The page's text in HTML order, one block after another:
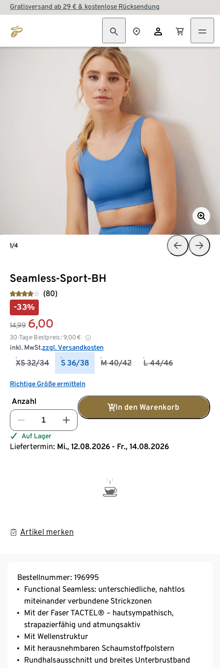
Gratisversand ab 29 € & kostenlose Rücksendung
Seamless-Sport-BH
(80)
-33%
14,99 6,00
30-Tage-Bestpreis: 9,00 €
inkl. MwSt.zzgl. Versandkosten
XS 32/34 S 36/38 M 40/42 L 44/46
Richtige Größe ermitteln
Anzahl
In den Warenkorb
Auf Lager
Liefertermin: Mi., 12.08.2026 - Fr., 14.08.2026
Artikel merken
1/4
Bestellnummer: 196995
Functional Seamless: unterschiedliche, nahtlos
miteinander verbundene Strickzonen
Mit der Faser TACTEL® – hautsympathisch,
strapazierfähig und atmungsaktiv
Mit Wellenstruktur
Mit herausnehmbaren Schaumstoffpolstern
Rundhalsausschnitt und breites Unterbrustband